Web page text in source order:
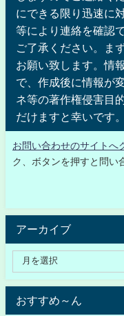
にできる限り迅速に
等により連絡を確認
ご了承ください。ま
お願い致します。情
で、作成後に情報が
ネ等の著作権侵害目
だけますと幸いです。
お問い合わせのサイトへ
ク、ボタンを押すと問い
アーカイブ
おすすめ～ん